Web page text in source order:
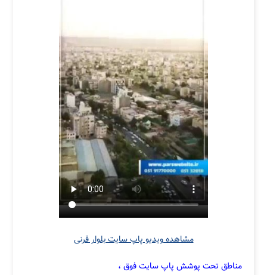
مشاهده ویدیو پاپ سایت بلوار قرنی
مناطق تحت پوشش پاپ سایت فوق ،